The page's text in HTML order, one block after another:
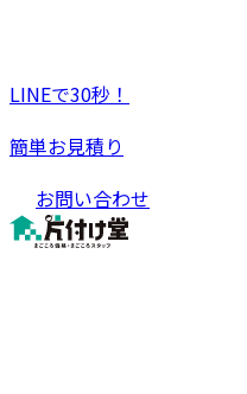
LINEで30秒！
簡単お見積り
お問い合わせ